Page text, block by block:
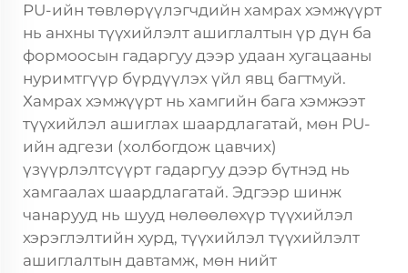
PU-ийн төвлөрүүлэгчдийн хамрах хэмжүүрт
нь анхны түүхийлэлт ашиглалтын үр дүн ба
формоосын гадаргуу дээр удаан хугацааны
нуримтгүүр бүрдүүлэх үйл явц багтмуй.
Хамрах хэмжүүрт нь хамгийн бага хэмжээт
түүхийлэл ашиглах шаардлагатай, мөн PU-
ийн адгези (холбогдож цавчих)
үзүүрлэлтсүүрт гадаргуу дээр бүтнэд нь
хамгаалах шаардлагатай. Эдгээр шинж
чанарууд нь шууд нөлөөлөхүр түүхийлэл
хэрэглэлтийн хурд, түүхийлэл түүхийлэлт
ашиглалтын давтамж, мөн нийт